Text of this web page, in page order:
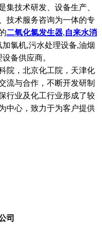
集技术研发、设备生产、
技术服务咨询为一体的专
二氧化氯发生器,自来水消
加氯机,污水处理设备,油烟
备供应商。
，北京化工院，天津化
流与合作，不断开发研制
行业及化工行业形成了较
中心，致力于为客户提供
司